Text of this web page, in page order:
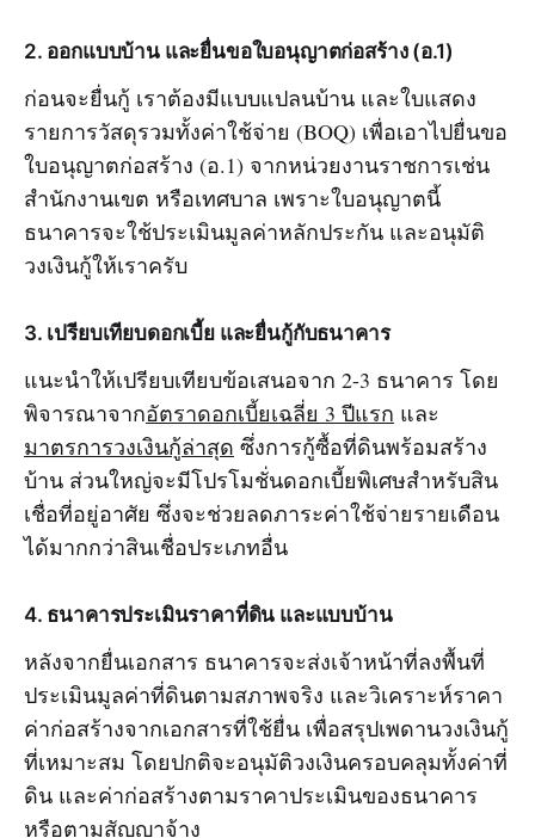
2. ออกแบบบ้าน และยื่นขอใบอนุญาตก่อสร้าง (อ.1)
ก่อนจะยื่นกู้ เราต้องมีแบบแปลนบ้าน และใบแสดง
รายการวัสดุรวมทั้งค่าใช้จ่าย (BOQ) เพื่อเอาไปยื่นขอ
ใบอนุญาตก่อสร้าง (อ.1) จากหน่วยงานราชการเช่น
สำนักงานเขต หรือเทศบาล เพราะใบอนุญาตนี้
ธนาคารจะใช้ประเมินมูลค่าหลักประกัน และอนุมัติ
วงเงินกู้ให้เราครับ
3. เปรียบเทียบดอกเบี้ย และยื่นกู้กับธนาคาร
แนะนำให้เปรียบเทียบข้อเสนอจาก 2-3 ธนาคาร โดย
พิจารณาจากอัตราดอกเบี้ยเฉลี่ย 3 ปีแรก และ
มาตรการวงเงินกู้ล่าสุด ซึ่งการกู้ซื้อที่ดินพร้อมสร้าง
บ้าน ส่วนใหญ่จะมีโปรโมชั่นดอกเบี้ยพิเศษสำหรับสิน
เชื่อที่อยู่อาศัย ซึ่งจะช่วยลดภาระค่าใช้จ่ายรายเดือน
ได้มากกว่าสินเชื่อประเภทอื่น
4. ธนาคารประเมินราคาที่ดิน และแบบบ้าน
หลังจากยื่นเอกสาร ธนาคารจะส่งเจ้าหน้าที่ลงพื้นที่
ประเมินมูลค่าที่ดินตามสภาพจริง และวิเคราะห์ราคา
ค่าก่อสร้างจากเอกสารที่ใช้ยื่น เพื่อสรุปเพดานวงเงินกู้
ที่เหมาะสม โดยปกติจะอนุมัติวงเงินครอบคลุมทั้งค่าที่
ดิน และค่าก่อสร้างตามราคาประเมินของธนาคาร
หรือตามสัญญาจ้าง